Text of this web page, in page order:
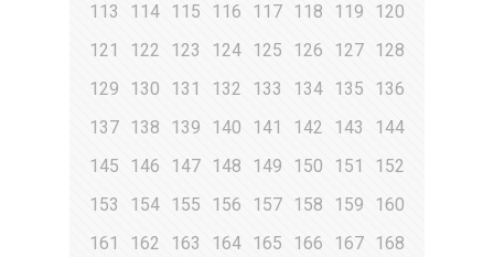
113
114 115 116 117 118 119
120
121
122 123 124 125 126 127 128
129
130 131 132 133 134 135
136
137 138 139 140 141 142 143
144
145
146 147 148 149 150 151
152
153
154 155 156 157 158 159
160
161
162 163 164 165 166 167 168